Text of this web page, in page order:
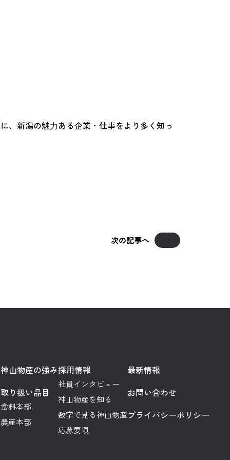
、新潟の魅⼒ある企業・仕事をより多く知っ
次の記事へ
神山物産の強み
取り扱い品目
食料本部
農産本部
採用情報
社員インタビュー
神山物産を知る
数字で見る神山物産
応募要項
最新情報
お問い合わせ
プライバシーポリシー